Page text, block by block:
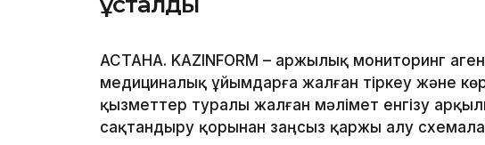
АСТАНА. KAZINFORM – Қаржылық мониторинг
медициналық ұйымдарға жалған тіркеу және
қызметтер туралы жалған мәлімет енгізу
сақтандыру қорынан заңсыз қаржы алу